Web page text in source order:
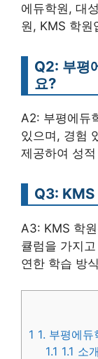
에듀학원, 대
원, KMS 학원
Q2: 부평
요?
A2: 부평에듀
있으며, 경험
제공하여 성
Q3: KMS
A3: KMS 학
큘럼을 가지
연한 학습 방
1 1. 부평에듀
1.1 1.1 소개